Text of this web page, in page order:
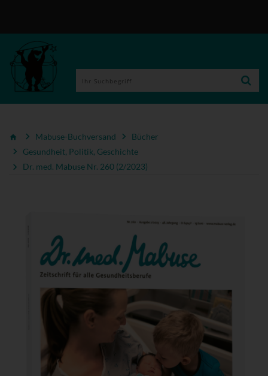
Mabuse-Buchversand
Bücher
Gesundheit, Politik, Geschichte
Dr. med. Mabuse Nr. 260 (2/2023)